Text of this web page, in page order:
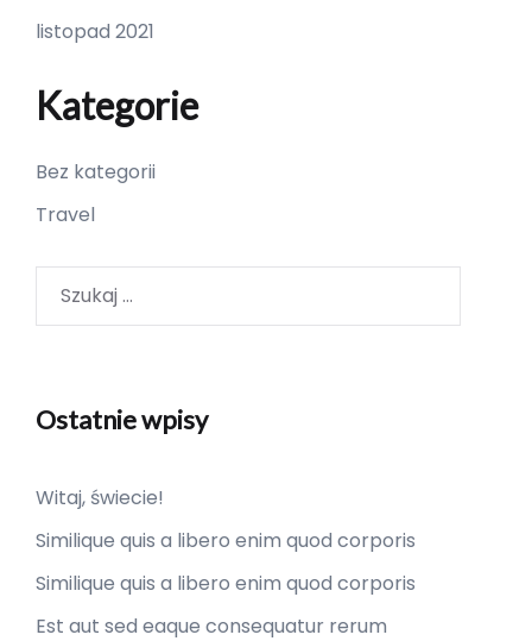
listopad 2021
Kategorie
Bez kategorii
Travel
Ostatnie wpisy
Witaj, świecie!
Similique quis a libero enim quod corporis
Similique quis a libero enim quod corporis
Est aut sed eaque consequatur rerum